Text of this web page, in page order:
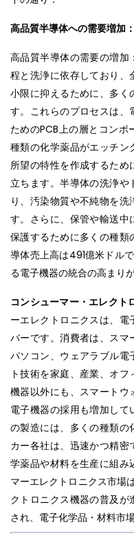
高品質半導体への需要増加：
高品質半導体の需要の増
程と洗浄に依存しており
小限に抑えるために、多く
す。これらのプロセスは
ためのPCB上の層とコン
種類の化学薬品がエッチン
所望の特性を作成するた
立ちます。半導体の洗浄
り、汚染物質や不純物を
す。さらに、保管や輸送中
保護するために多くの種
導体売上高は491億米ドル
る電子機器の統合の高まり
コンシューマー・エレクト
ーエレクトロニクスは、
バーです。消費者は、スマ
パソコン、ウェアラブル電
ト技術を家庭、産業、オ
機器以外にも、スマート
電子機器の採用も増加し
の製造には、多くの種類の
カー各社は、迅速かつ精
学薬品や材料を生産に組み
マーエレクトロニクス市場
クトロニクス機器の普及が
され、電子化学品・材料市